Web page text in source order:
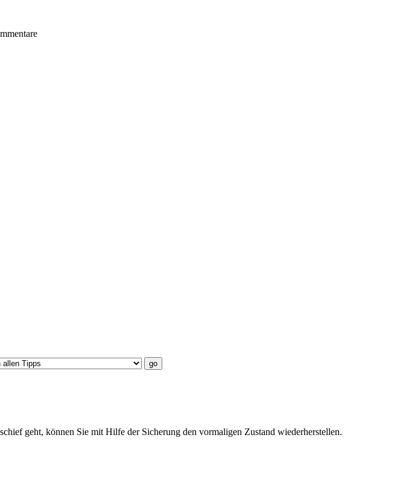
geht, können Sie mit Hilfe der Sicherung den vormaligen Zustand wiederherstellen.